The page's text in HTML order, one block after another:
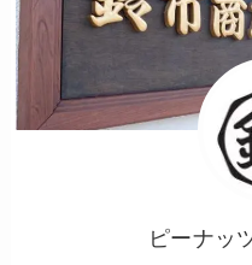
ピーナッ